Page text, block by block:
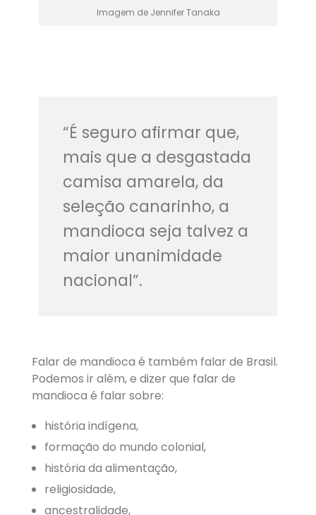
Imagem de Jennifer Tanaka
“É seguro afirmar que,
mais que a desgastada
camisa amarela, da
seleção canarinho, a
mandioca seja talvez a
maior unanimidade
nacional”.
Falar de mandioca é também falar de Brasil.
Podemos ir além, e dizer que falar de
mandioca é falar sobre:
história indígena,
formação do mundo colonial,
história da alimentação,
religiosidade,
ancestralidade,